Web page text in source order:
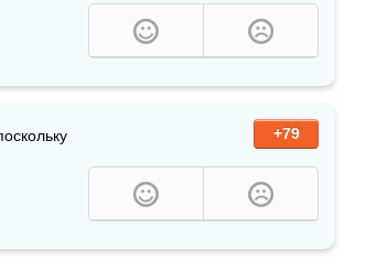
+79